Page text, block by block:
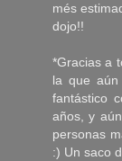
més
dojo!!
*Gracias a
la que
fantástico
años, y
personas
:) Un saco